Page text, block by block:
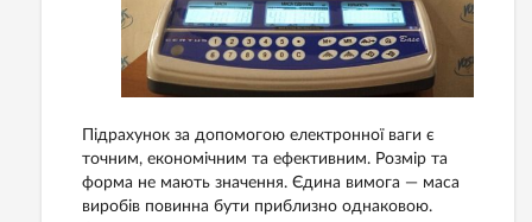
Підрахунок за допомогою електронної ваги є
точним, економічним та ефективним. Розмір та
форма не мають значення. Єдина вимога — маса
виробів повинна бути приблизно однаковою.